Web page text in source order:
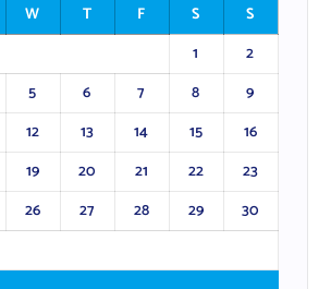
W T F S
S
1
2
5 6 7 8
9
12 13 14 15
16
19 20 21 22
23
26 27 28 29
30